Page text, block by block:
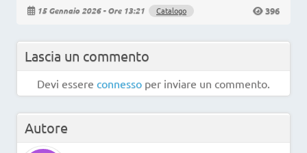
15 Gennaio 2026 - Ore 13:21 Catalogo 396
Lascia un commento
Devi essere connesso per inviare un commento.
Autore